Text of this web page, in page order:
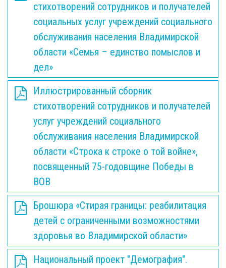
стихотворений сотрудников и получателей
социальных услуг учреждений социального
обслуживания населения Владимирской
области «Семья – единство помыслов и
дел»
Иллюстрированный сборник
стихотворений сотрудников и получателей
услуг учреждений социального
обслуживания населения Владимирской
области «Строка к строке о той войне»,
посвященный 75-годовщине Победы в
ВОВ
Брошюра «Стирая границы: реабилитация
детей с ограниченными возможностями
здоровья во Владимирской области»
Национальный проект "Демография".